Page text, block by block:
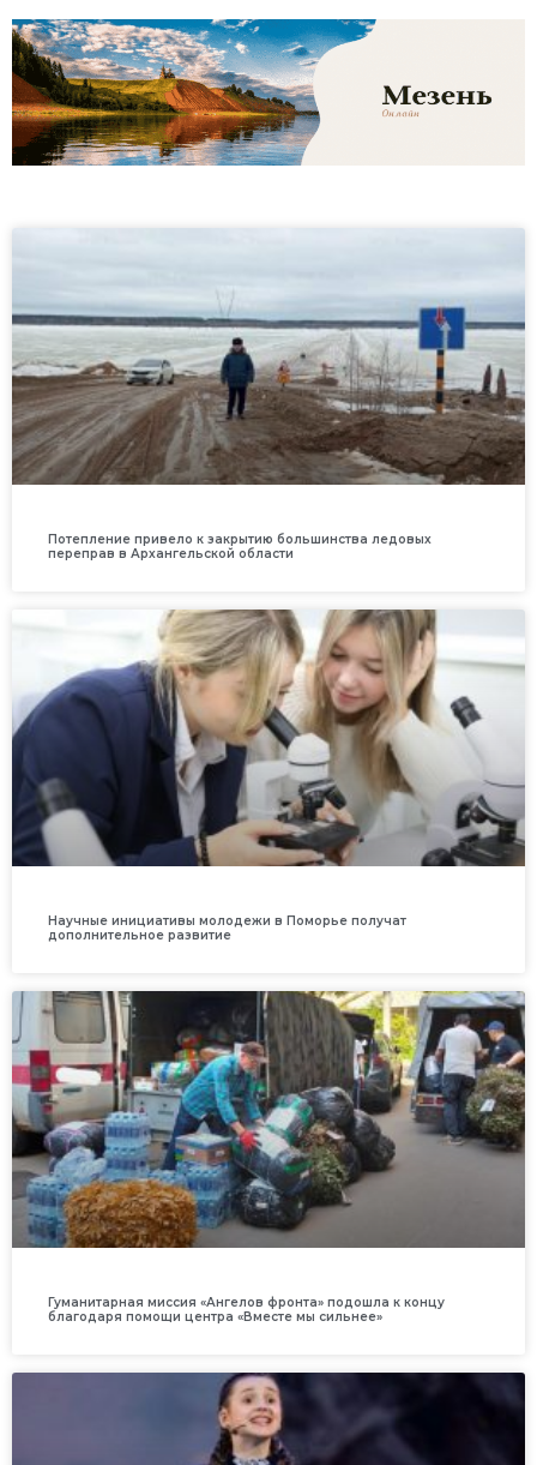
Потепление привело к закрытию большинства ледовых
переправ в Архангельской области
Научные инициативы молодежи в Поморье получат
дополнительное развитие
Гуманитарная миссия «Ангелов фронта» подошла к концу
благодаря помощи центра «Вместе мы сильнее»